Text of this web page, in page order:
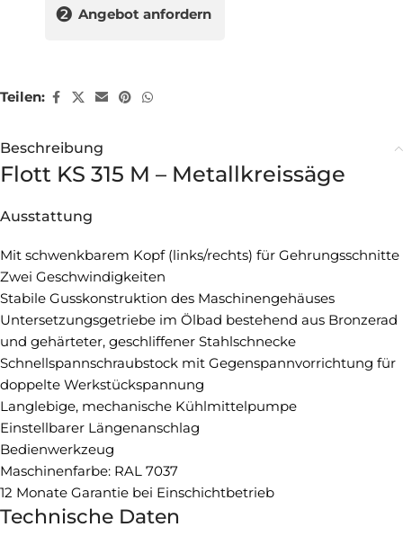
❷ Angebot anfordern
Teilen:
Beschreibung
Flott KS 315 M – Metallkreissäge
Ausstattung
Mit schwenkbarem Kopf (links/rechts) für Gehrungsschnitte
Zwei Geschwindigkeiten
Stabile Gusskonstruktion des Maschinengehäuses
Untersetzungsgetriebe im Ölbad bestehend aus Bronzerad
und gehärteter, geschliffener Stahlschnecke
Schnellspannschraubstock mit Gegenspannvorrichtung für
doppelte Werkstückspannung
Langlebige, mechanische Kühlmittelpumpe
Einstellbarer Längenanschlag
Bedienwerkzeug
Maschinenfarbe: RAL 7037
12 Monate Garantie bei Einschichtbetrieb
Technische Daten